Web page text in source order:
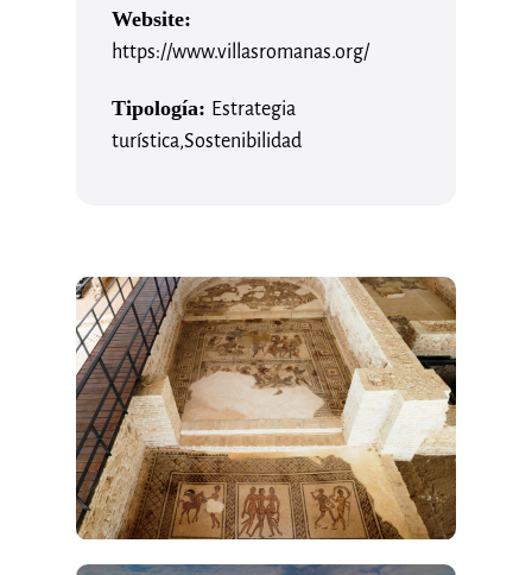
Website:
https://www.villasromanas.org/
Tipología: Estrategia
turística,Sostenibilidad